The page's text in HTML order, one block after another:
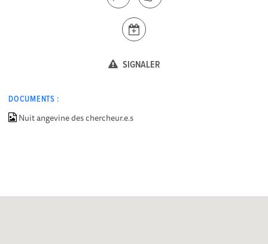
SIGNALER
DOCUMENTS :
Nuit angevine des chercheur.e.s